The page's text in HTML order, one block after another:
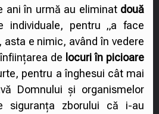
ani în urmă au eliminat două
individuale, pentru „a face
asta e nimic, având în vedere
de locuri în picioare
pentru a înghesui cât mai
Domnului și organismelor
siguranța zborului că i-au